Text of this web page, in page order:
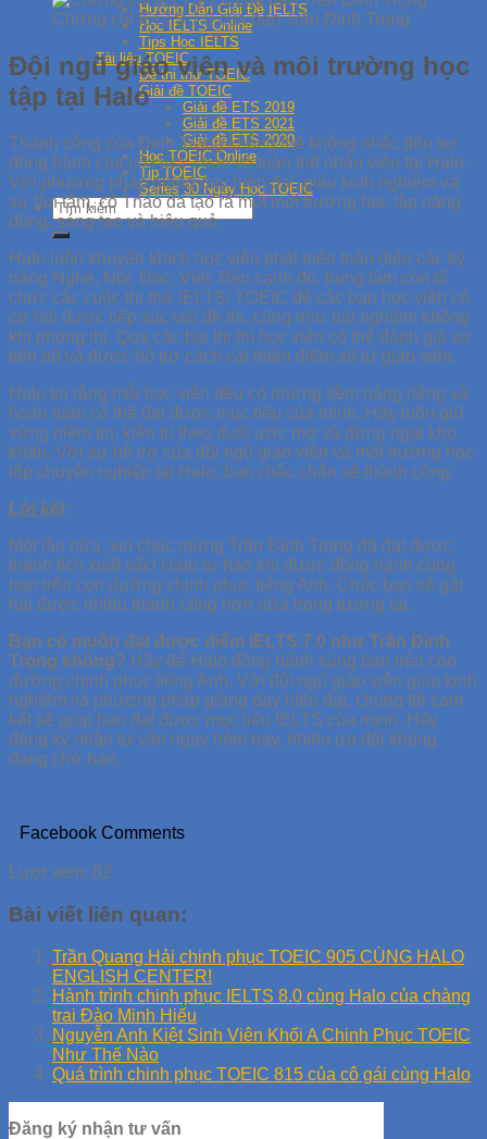
Hướng Dẫn Giải Đề IELTS
Học IELTS Online
Tips Học IELTS
Tài liệu TOEIC
Đề thi thử TOEIC
Giải đề TOEIC
Giải đề ETS 2019
Giải đề ETS 2021
Giải đề ETS 2020
Học TOEIC Online
Tip TOEIC
Series 30 Ngày Học TOEIC
Chứng chỉ IELTS 7.0 của bạn Trần Đình Trọng
Đội ngũ giáo viên và môi trường học
tập tại Halo
Thành công của Đình Trọng không thể không nhắc đến sự
đồng hành của cô Hứa Thảo và toàn thể nhân viên tại Halo.
Với phương pháp giảng dạy hiện đại, giàu kinh nghiệm và
sự tận tâm, cô Thảo đã tạo ra một môi trường học tập năng
động, sáng tạo và hiệu quả.
Halo luôn khuyến khích học viên phát triển toàn diện các kỹ
năng Nghe, Nói, Đọc, Viết. Bên cạnh đó, trung tâm còn tổ
chức các cuộc thi thử IELTS/ TOEIC để các bạn học viên có
cơ hội được tiếp xúc với đề thi. cũng như trải nghiệm không
khi phòng thi. Qua các bài thi thì học viên có thể đánh giá sự
tiến bộ và được hỗ trợ cách cải thiện điểm số từ giáo viên.
Halo tin rằng mỗi học viên đều có những tiềm năng riêng và
hoàn toàn có thể đạt được mục tiêu của mình. Hãy luôn giữ
vững niềm tin, kiên trì theo đuổi ước mơ và đừng ngại khó
khăn. Với sự hỗ trợ của đội ngũ giáo viên và môi trường học
tập chuyên nghiệp tại Halo, bạn chắc chắn sẽ thành công.
Lời kết
Một lần nữa, xin chúc mừng Trần Đình Trọng đã đạt được
thành tích xuất sắc! Halo tự hào khi được đồng hành cùng
bạn trên con đường chinh phục tiếng Anh. Chúc bạn sẽ gặt
hái được nhiều thành công hơn nữa trong tương lai.
Bạn có muốn đạt được điểm IELTS 7.0 như Trần Đình
Trọng không? Hãy để Halo đồng hành cùng bạn trên con
đường chinh phục tiếng Anh. Với đội ngũ giáo viên giàu kinh
nghiệm và phương pháp giảng dạy hiện đại, chúng tôi cam
kết sẽ giúp bạn đạt được mục tiêu IELTS của mình. Hãy
đăng ký nhận tư vấn ngay hôm nay, nhiều ưu đãi khủng
đang chờ bạn.
Facebook Comments
Lượt xem: 82
Bài viết liên quan:
Trần Quang Hải chinh phục TOEIC 905 CÙNG HALO
ENGLISH CENTER!
Hành trình chinh phục IELTS 8.0 cùng Halo của chàng
trai Đào Minh Hiếu
Nguyễn Anh Kiệt Sinh Viên Khối A Chinh Phục TOEIC
Như Thế Nào
Quá trình chinh phục TOEIC 815 của cô gái cùng Halo
Đăng ký nhận tư vấn